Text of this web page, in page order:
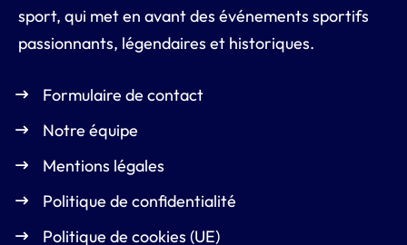
sport, qui met en avant des événements sportifs
passionnants, légendaires et historiques.
Formulaire de contact
Notre équipe
Mentions légales
Politique de confidentialité
Politique de cookies (UE)